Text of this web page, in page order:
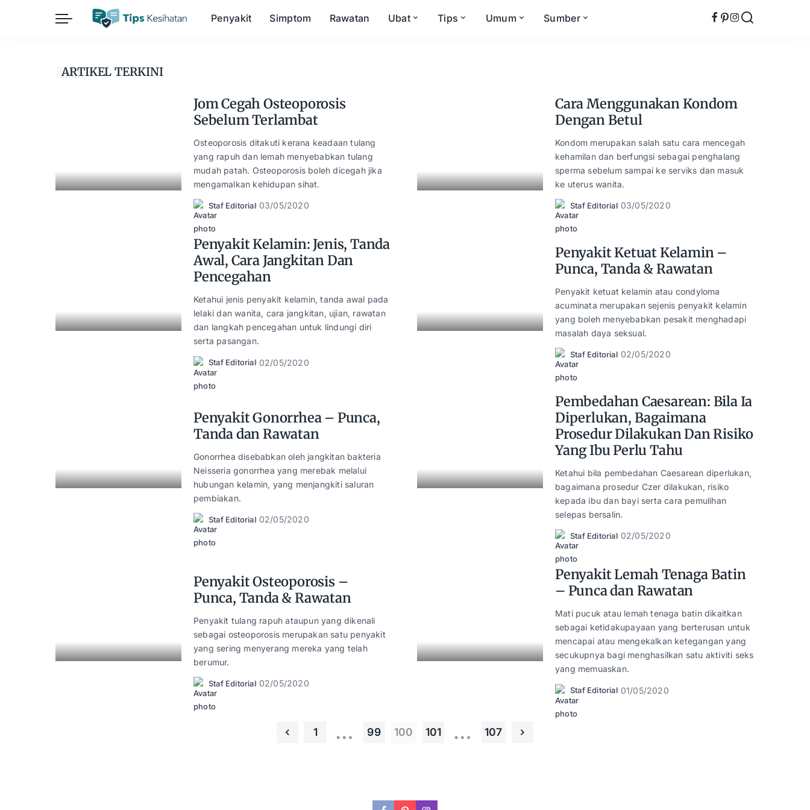
Penyakit Simptom Rawatan Ubat Tips
Kehamilan
Umum
Kesihatan Digital
Sumber
ARTIKEL TERKINI
Jom Cegah Osteoporosis
Sebelum Terlambat
Osteoporosis ditakuti kerana keadaan tulang
yang rapuh dan lemah menyebabkan tulang
mudah patah. Osteoporosis boleh dicegah jika
mengamalkan kehidupan sihat.
Posted
by
Staf Editorial 03/05/2020
Cara Menggunakan Kondom
Dengan Betul
Kondom merupakan salah satu cara mencegah
kehamilan dan berfungsi sebagai penghalang
sperma sebelum sampai ke serviks dan masuk
ke uterus wanita.
Posted
by
Staf Editorial 03/05/2020
Penyakit Kelamin: Jenis, Tanda
Awal, Cara Jangkitan Dan
Pencegahan
Ketahui jenis penyakit kelamin, tanda awal pada
lelaki dan wanita, cara jangkitan, ujian, rawatan
dan langkah pencegahan untuk lindungi diri
serta pasangan.
Posted
by
Staf Editorial 02/05/2020
Penyakit Ketuat Kelamin –
Punca, Tanda & Rawatan
Penyakit ketuat kelamin atau condyloma
acuminata merupakan sejenis penyakit kelamin
yang boleh menyebabkan pesakit menghadapi
masalah daya seksual.
Posted
by
Staf Editorial 02/05/2020
Penyakit Gonorrhea – Punca,
Tanda dan Rawatan
Gonorrhea disebabkan oleh jangkitan bakteria
Neisseria gonorrhea yang merebak melalui
hubungan kelamin, yang menjangkiti saluran
pembiakan.
Posted
by
Staf Editorial 02/05/2020
Pembedahan Caesarean: Bila Ia
Diperlukan, Bagaimana
Prosedur Dilakukan Dan Risiko
Yang Ibu Perlu Tahu
Ketahui bila pembedahan Caesarean diperlukan,
bagaimana prosedur Czer dilakukan, risiko
kepada ibu dan bayi serta cara pemulihan
selepas bersalin.
Posted
by
Staf Editorial 02/05/2020
Penyakit Osteoporosis –
Punca, Tanda & Rawatan
Penyakit tulang rapuh ataupun yang dikenali
sebagai osteoporosis merupakan satu penyakit
yang sering menyerang mereka yang telah
berumur.
Posted
by
Staf Editorial 02/05/2020
Penyakit Lemah Tenaga Batin
– Punca dan Rawatan
Mati pucuk atau lemah tenaga batin dikaitkan
sebagai ketidakupayaan yang berterusan untuk
mencapai atau mengekalkan ketegangan yang
secukupnya bagi menghasilkan satu aktiviti seks
yang memuaskan.
Posted
by
Staf Editorial 01/05/2020
1 … 99 100 101 … 107